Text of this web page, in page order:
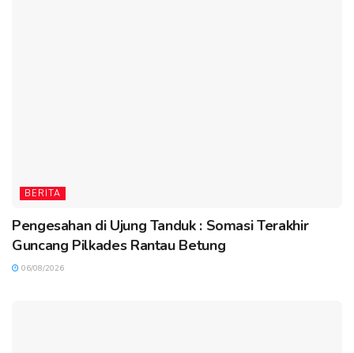
BERITA
Pengesahan di Ujung Tanduk : Somasi Terakhir
Guncang Pilkades Rantau Betung
06/08/2026